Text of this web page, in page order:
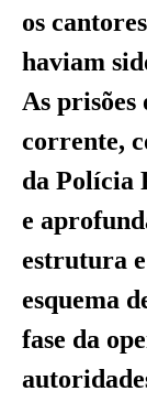
os
haviam
As prisões
corrente,
da Polícia
e
estrutura
esquema
fase da